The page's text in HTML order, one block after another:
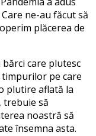
ne-au făcut să
plăcerea de
care plutesc
pe care
plutire aflată la
trebuie să
noastră să
însemna asta.